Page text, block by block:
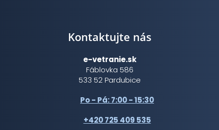
Kontaktujte nás
e-vetranie.sk
Fáblovka 586
533 52 Pardubice
Po - Pá: 7:00 - 15:30
+420 725 409 535